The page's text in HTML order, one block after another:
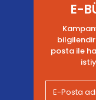
E-
posta ile